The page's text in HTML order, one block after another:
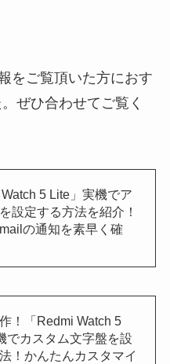
をご覧頂いた方におす
ぜひ合わせてご覧く
Watch 5 Lite」実機でア
設定する方法を紹介！
の通知を素早く確
！「Redmi Watch 5
でカスタム文字盤を設
！かんたんカスタマイ